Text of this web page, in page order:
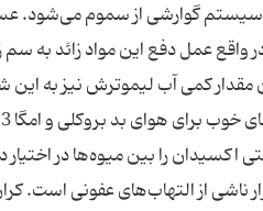
گوارشی از سموم می‌شود.
واقع عمل دفع این مواد زائد به
مقدار کمی آب لیموترش نیز به
اکسیدان را بین میوه‌ها در
از التهاب‌های عفونی است.